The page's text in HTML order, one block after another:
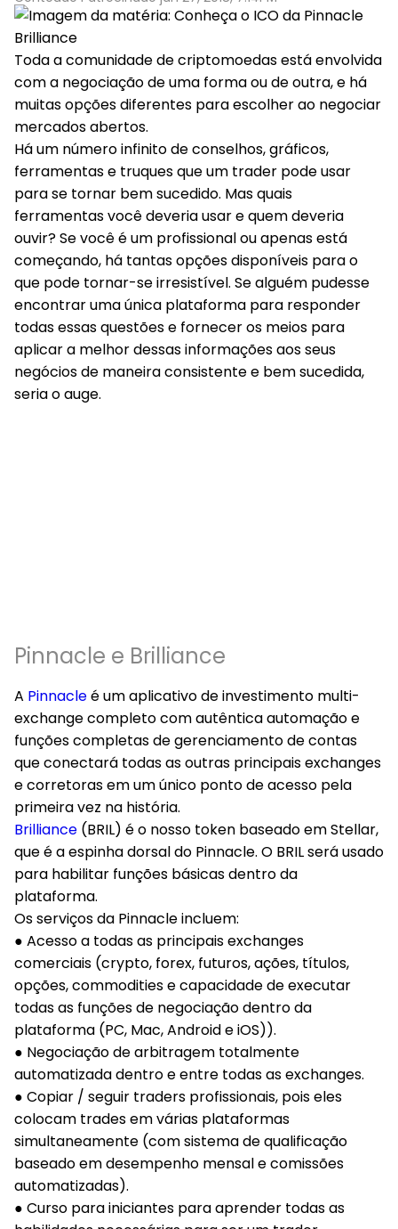
Toda a comunidade de criptomoedas está envolvida
com a negociação de uma forma ou de outra, e há
muitas opções diferentes para escolher ao negociar
mercados abertos.
Há um número infinito de conselhos, gráficos,
ferramentas e truques que um trader pode usar
para se tornar bem sucedido. Mas quais
ferramentas você deveria usar e quem deveria
ouvir? Se você é um profissional ou apenas está
começando, há tantas opções disponíveis para o
que pode tornar-se irresistível. Se alguém pudesse
encontrar uma única plataforma para responder
todas essas questões e fornecer os meios para
aplicar a melhor dessas informações aos seus
negócios de maneira consistente e bem sucedida,
seria o auge.
Pinnacle e Brilliance
A Pinnacleé um aplicativo de investimento multi-
exchange completo com autêntica automação e
funções completas de gerenciamento de contas
que conectará todas as outras principais exchanges
e corretoras em um único ponto de acesso pela
primeira vez na história.
Brilliance (BRIL) é o nosso token baseado em Stellar,
que é a espinha dorsal do Pinnacle. O BRIL será usado
para habilitar funções básicas dentro da
plataforma.
Os serviços da Pinnacle incluem:
● Acesso a todas as principais exchanges
comerciais (crypto, forex, futuros, ações, títulos,
opções, commodities e capacidade de executar
todas as funções de negociação dentro da
plataforma (PC, Mac, Android e iOS)).
● Negociação de arbitragem totalmente
automatizada dentro e entre todas as exchanges.
● Copiar / seguir traders profissionais, pois eles
colocam trades em várias plataformas
simultaneamente (com sistema de qualificação
baseado em desempenho mensal e comissões
automatizadas).
● Curso para iniciantes para aprender todas as